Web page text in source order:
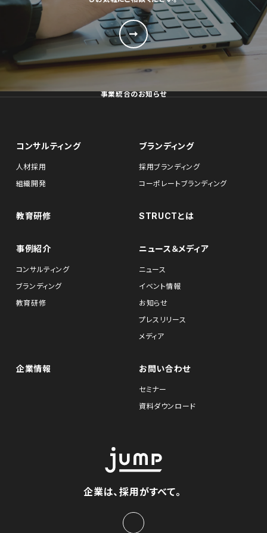
事業統合のお知らせ
コンサルティング
人材採用
組織開発
ブランディング
採用ブランディング
コーポレートブランディング
教育研修 STRUCTとは
事例紹介
コンサルティング
ブランディング
教育研修
ニュース＆メディア
ニュース
イベント情報
お知らせ
プレスリリース
メディア
企業情報 お問い合わせ
セミナー
資料ダウンロード
企業は、採用がすべて。